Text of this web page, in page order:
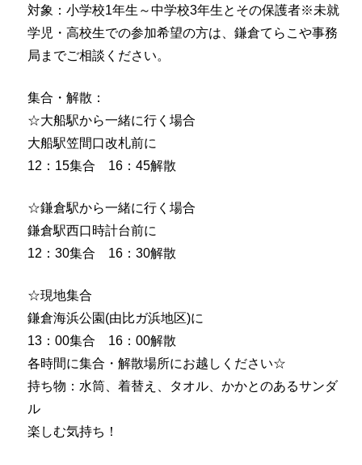
対象：小学校1年生～中学校3年生とその保護者※未就
学児・高校生での参加希望の方は、鎌倉てらこや事務
局までご相談ください。
集合・解散：
☆大船駅から一緒に行く場合
大船駅笠間口改札前に
12：15集合 16：45解散
☆鎌倉駅から一緒に行く場合
鎌倉駅西口時計台前に
12：30集合 16：30解散
☆現地集合
鎌倉海浜公園(由比ガ浜地区)に
13：00集合 16：00解散
各時間に集合・解散場所にお越しください☆
持ち物：水筒、着替え、タオル、かかとのあるサンダ
ル
楽しむ気持ち！